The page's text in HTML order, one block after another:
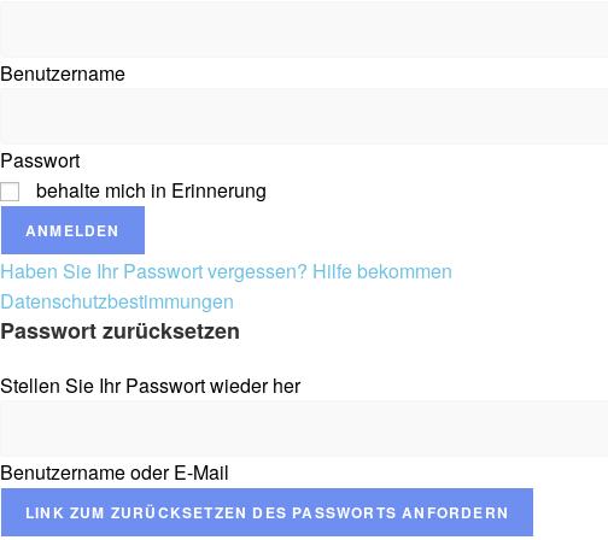
Benutzername
Passwort
behalte mich in Erinnerung
ANMELDEN
Haben Sie Ihr Passwort vergessen? Hilfe bekommen
Datenschutzbestimmungen
Passwort zurücksetzen
Stellen Sie Ihr Passwort wieder her
Benutzername oder E-Mail
LINK ZUM ZURÜCKSETZEN DES PASSWORTS ANFORDERN